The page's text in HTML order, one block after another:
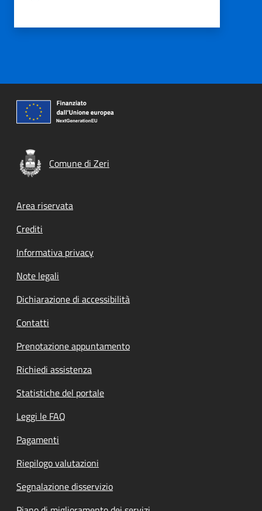
Comune di Zeri
Footer menu
Area riservata
Crediti
Informativa privacy
Note legali
Dichiarazione di accessibilità
Contatti
Prenotazione appuntamento
Richiedi assistenza
Statistiche del portale
Leggi le FAQ
Pagamenti
Riepilogo valutazioni
Segnalazione disservizio